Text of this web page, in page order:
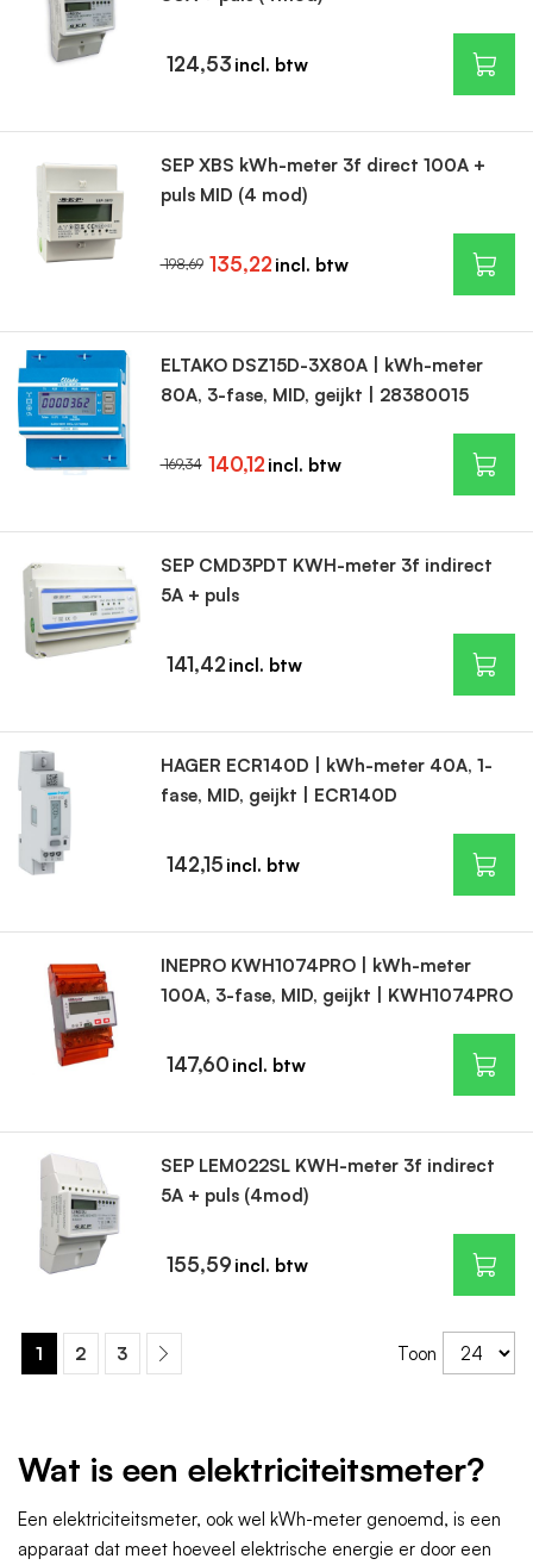
124,53
SEP XBS kWh-meter 3f direct 100A +
puls MID (4 mod)
135,22
198,69
ELTAKO DSZ15D-3X80A | kWh-meter
80A, 3-fase, MID, geijkt | 28380015
140,12
169,34
SEP CMD3PDT KWH-meter 3f indirect
5A + puls
141,42
HAGER ECR140D | kWh-meter 40A, 1-
fase, MID, geijkt | ECR140D
142,15
INEPRO KWH1074PRO | kWh-meter
100A, 3-fase, MID, geijkt | KWH1074PRO
147,60
SEP LEM022SL KWH-meter 3f indirect
5A + puls (4mod)
155,59
1 2 3 Toon
Wat is een elektriciteitsmeter?
Een elektriciteitsmeter, ook wel kWh-meter genoemd, is een
apparaat dat meet hoeveel elektrische energie er door een